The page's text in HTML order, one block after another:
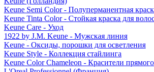
Keune Semi Color - Полуперманентная
Keune Tinta Color - Стойкая краска для
Keune Care - Уход
1922 by J.M. Keune - Мужская линия
Keune - Оксиды, порошки для осветления
Keune Style - Коллекция стайлинга
Keune Color Chameleon - Красители